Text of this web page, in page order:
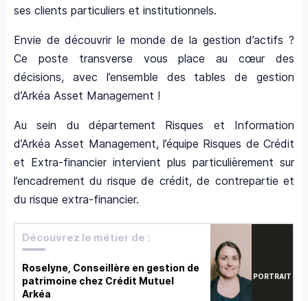
ses clients particuliers et institutionnels.
Envie de découvrir le monde de la gestion d’actifs ?
Ce poste transverse vous place au cœur des
décisions, avec l’ensemble des tables de gestion
d’Arkéa Asset Management !
Au sein du département Risques et Information
d’Arkéa Asset Management, l’équipe Risques de Crédit
et Extra-financier intervient plus particulièrement sur
l’encadrement du risque de crédit, de contrepartie et
du risque extra-financier.
Découvrez le métier de :
Roselyne, Conseillère en gestion de
patrimoine chez Crédit Mutuel
Arkéa
PORTRAIT